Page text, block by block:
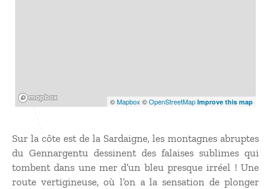
©Mapbox ©OpenStreetMap Improve this map
Sur la côte est de la Sardaigne, les montagnes abruptes
du Gennargentu dessinent des falaises sublimes qui
tombent dans une mer d’un bleu presque irréel ! Une
route vertigineuse, où l’on a la sensation de plonger